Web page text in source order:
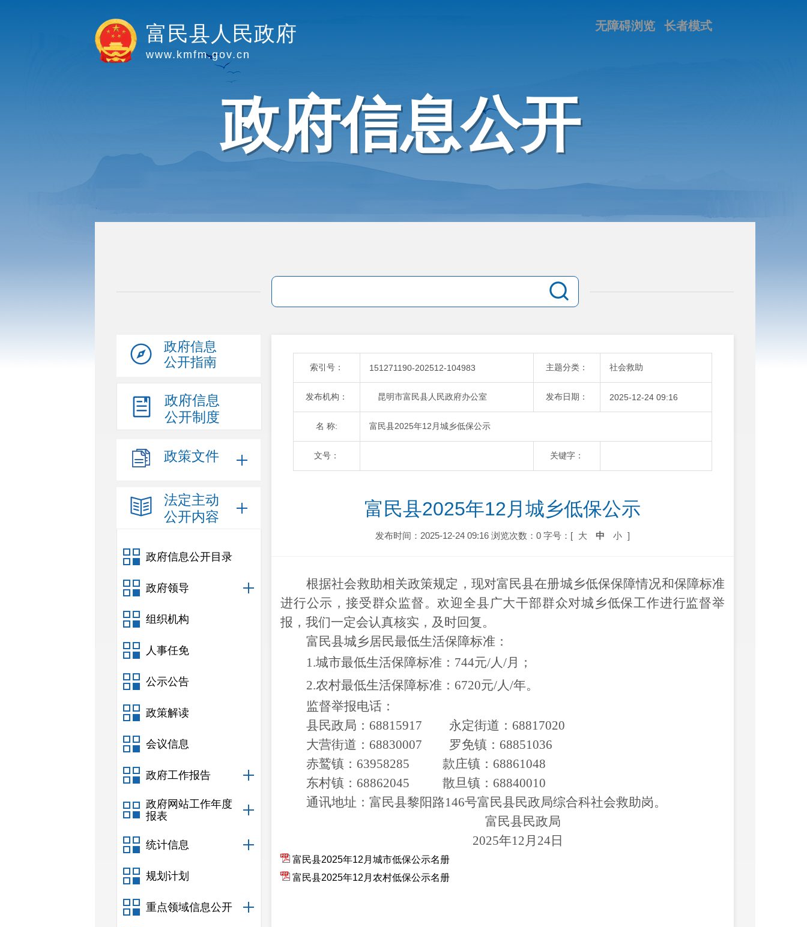
富民县人民政府
www.kmfm.gov.cn
长者模式
无障碍浏览
政府信息公开
政府信息
公开指南
政府信息
公开制度
政策文件
法定主动
公开内容
政府信息公开目录
政府领导
组织机构
人事任免
公示公告
政策解读
会议信息
政府工作报告
政府网站工作年度
报表
统计信息
规划计划
重点领域信息公开
索引号： 151271190-202512-104983 主题分类： 社会救助
发布机构： 昆明市富民县人民政府办公室 发布日期： 2025-12-24 09:16
名 称: 富民县2025年12月城乡低保公示
文号： 关键字：
富民县2025年12月城乡低保公示
发布时间：2025-12-24 09:16 浏览次数：0 字号：[ 大 中 小 ]
根据社会救助相关政策规定，现对富民县在册城乡低保保障情况和保障标准
进行公示，接受群众监督。欢迎全县广大干部群众对城乡低保工作进行监督举
报，我们一定会认真核实，及时回复。
富民县城乡居民最低生活保障标准：
1.城市最低生活保障标准： 744元/人/月；
2.农村最低生活保障标准： 6720元/人/年。
监督举报电话：
县民政局： 68815917 永定街道： 68817020
大营街道： 68830007 罗免镇： 68851036
赤鹫镇： 63958285 款庄镇： 68861048
东村镇： 68862045 散旦镇： 68840010
通讯地址： 富民县黎阳路146号富民县民政局综合科社会救助岗。
富民县民政局
2025年12月 24日
富民县2025年12月城市低保公示名册
富民县2025年12月农村低保公示名册